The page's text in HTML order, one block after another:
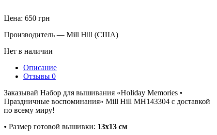
Цена: 650 грн
Производитель — Mill Hill (США)
Нет в наличии
Описание
Отзывы 0
Заказывай Набор для вышивания «Holiday Memories •
Праздничные воспоминания» Mill Hill MH143304 с доставкой
по всему миру!
• Размер готовой вышивки: 13х13 см